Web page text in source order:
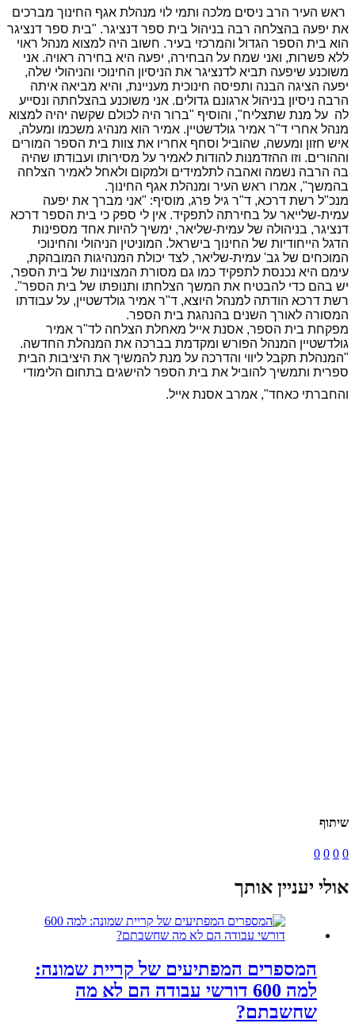
ראש העיר הרב ניסים מלכה ותמי לוי מנהלת אגף החינוך מברכים
את יפעה בהצלחה רבה בניהול בית ספר דנציגר. "בית ספר דנציגר
הוא בית הספר הגדול והמרכזי בעיר. חשוב היה למצוא מנהל ראוי
ללא פשרות, ואני שמח על הבחירה, יפעה היא בחירה ראויה. אני
משוכנע שיפעה תביא לדנציגר את הניסיון החינוכי והניהולי שלה,
יפעה הציגה הבנה ותפיסה חינוכית מעניינת, והיא מביאה איתה
הרבה ניסיון בניהול ארגונם גדולים. אני משוכנע בהצלחתה ונסייע
לה על מנת שתצליח", והוסיף "ברור היה לכולם שקשה יהיה למצוא
מנהל אחרי ד"ר אמיר גולדשטיין. אמיר הוא מנהיג משכמו ומעלה,
איש חזון ומעשה, שהוביל וסחף אחריו את צוות בית הספר המורים
וההורים. וזו ההזדמנות להודות לאמיר על מסירותו ועבודתו שהיה
בה הרבה נשמה ואהבה לתלמידים ולמקום ולאחל לאמיר הצלחה
בהמשך", אמרו ראש העיר ומנהלת אגף החינוך.
מנכ"ל רשת דרכא, ד"ר גיל פרג, מוסיף: "אני מברך את יפעה
עמית-שלייאר על בחירתה לתפקיד. אין לי ספק כי בית הספר דרכא
דנציגר, בניהולה של עמית-שליאר, ימשיך להיות אחד מספינות
הדגל הייחודיות של החינוך בישראל. המוניטין הניהולי והחינוכי
המוכחים של גב' עמית-שליאר, לצד יכולת המנהיגות המובהקת,
עימם היא נכנסת לתפקיד כמו גם מסורת המצוינות של בית הספר,
יש בהם כדי להבטיח את המשך הצלחתו ותנופתו של בית הספר".
רשת דרכא הודתה למנהל היוצא, ד"ר אמיר גולדשטיין, על עבודתו
המסורה לאורך השנים בהנהגת בית הספר.
מפקחת בית הספר, אסנת אייל מאחלת הצלחה לד"ר אמיר
גולדשטיין המנהל הפורש ומקדמת בברכה את המנהלת החדשה.
"המנהלת תקבל ליווי והדרכה על מנת להמשיך את היציבות הבית
ספרית ותמשיך להוביל את בית הספר להישגים בתחום הלימודי
והחברתי כאחד", אמרב אסנת אייל.
שיתוף
0
0
0
0
אולי יעניין אותך
המספרים המפתיעים של קריית שמונה:
למה 600 דורשי עבודה הם לא מה
שחשבתם?